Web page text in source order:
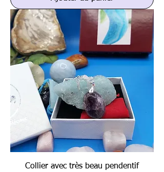
Collier avec très beau pendentif